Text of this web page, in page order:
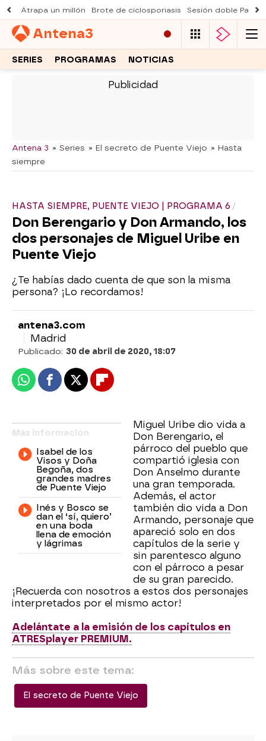
Atrapa un millón Brote de ciclosporiasis Sesión doble
Antena3
SERIES PROGRAMAS NOTICIAS
Antena 3 » Series » El secreto de Puente Viejo » Hasta
siempre
HASTA SIEMPRE, PUENTE VIEJO | PROGRAMA 6
Don Berengario y Don Armando, los
dos personajes de Miguel Uribe en
Puente Viejo
¿Te habías dado cuenta de que son la misma
persona? ¡Lo recordamos!
antena3.com
Madrid
Publicado: 30 de abril de 2020, 18:07
WhatsappFacebook
X Flipboard
Más información
Isabel de los
Visos y Doña
Begoña, dos
grandes madres
de Puente Viejo
Inés y Bosco se
dan el ‘sí, quiero’
en una boda
llena de emoción
y lágrimas
Miguel Uribe dio vida a
Don Berengario, el
párroco del pueblo que
compartió iglesia con
Don Anselmo durante
una gran temporada.
Además, el actor
también dio vida a Don
Armando, personaje que
apareció solo en dos
capítulos de la serie y
sin parentesco alguno
con el párroco a pesar
de su gran parecido.
¡Recuerda con nosotros a estos dos personajes
interpretados por el mismo actor!
Adelántate a la emisión de los capítulos en
ATRESplayer PREMIUM.
Más sobre este tema:
El secreto de Puente Viejo